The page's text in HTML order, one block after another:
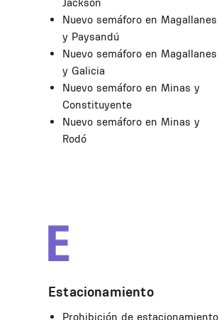
Nuevo semáforo en Magallanes
y Paysandú
Nuevo semáforo en Magallanes
y Galicia
Nuevo semáforo en Minas y
Constituyente
Nuevo semáforo en Minas y
Rodó
Estacionamiento
Prohibición de estacionamiento